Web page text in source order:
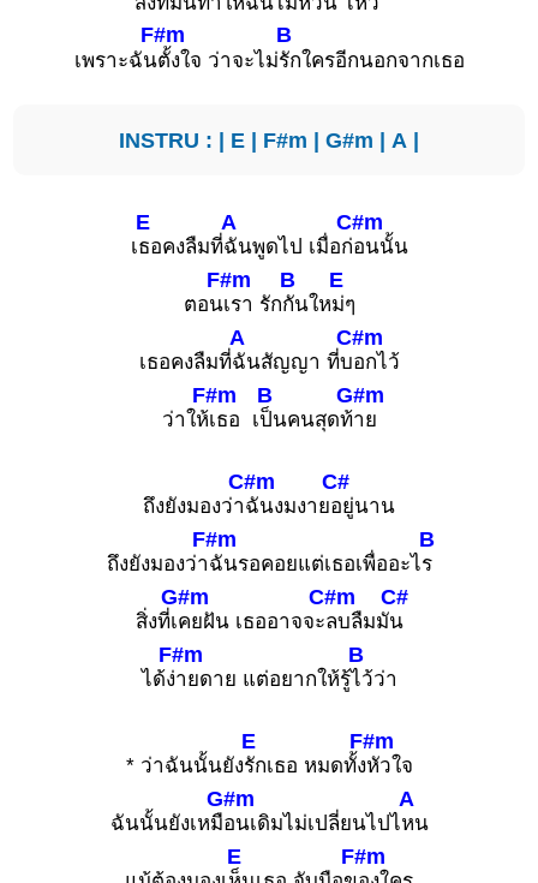
เพราะฉัน
F#m
ตั้งใจ ว่าจะไม่
B
รักใครอีกนอกจากเธอ
INSTRU : | E | F#m | G#m | A |
เ
E
ธอคงลืมที่
A
ฉันพูดไป เมื่อก่
C#m
อนนั้น
ตอน
F#m
เรา รัก
B
กันให
E
ม่ๆ
เธอคงลืมที่
A
ฉันสัญญา ที่บ
C#m
อกไว้
ว่าให้
F#m
เธอ เ
B
ป็นคนสุดท้
G#m
าย
ถึงยังมองว่า
C#m
ฉันงมงาย
C#
อยู่นาน
ถึงยังมองว่า
F#m
ฉันรอคอยแต่เธอเพื่ออะไ
B
ร
สิ่งที่เ
G#m
คยฝัน เธออาจจะ
C#m
ลบลืมมั
C#
น
ได้ง่
F#m
ายดาย แต่อยากให้รู้
B
ไว้ว่า
* ว่าฉันนั้นยัง
E
รักเธอ หมดทั้ง
F#m
หัวใจ
ฉันนั้นยังเหมื
G#m
อนเดิมไม่เปลี่ยนไปไ
A
หน
E F#m